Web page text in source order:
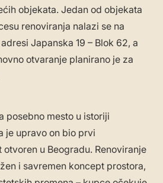
objekata. Jedan od objekata
renoviranja nalazi se na
Japanska 19 – Blok 62, a
otvaranje planirano je za
posebno mesto u istoriji
je upravo on bio prvi
u Beogradu. Renoviranje
i savremen koncept prostora,